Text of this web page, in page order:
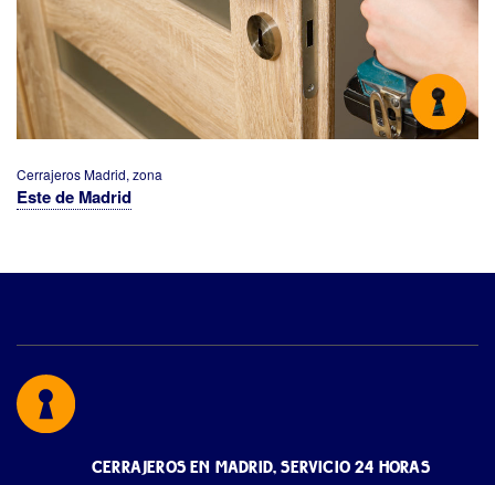
Cerrajeros Madrid, zona
Este de Madrid
CERRAJEROS EN MADRID, SERVICIO 24 HORAS